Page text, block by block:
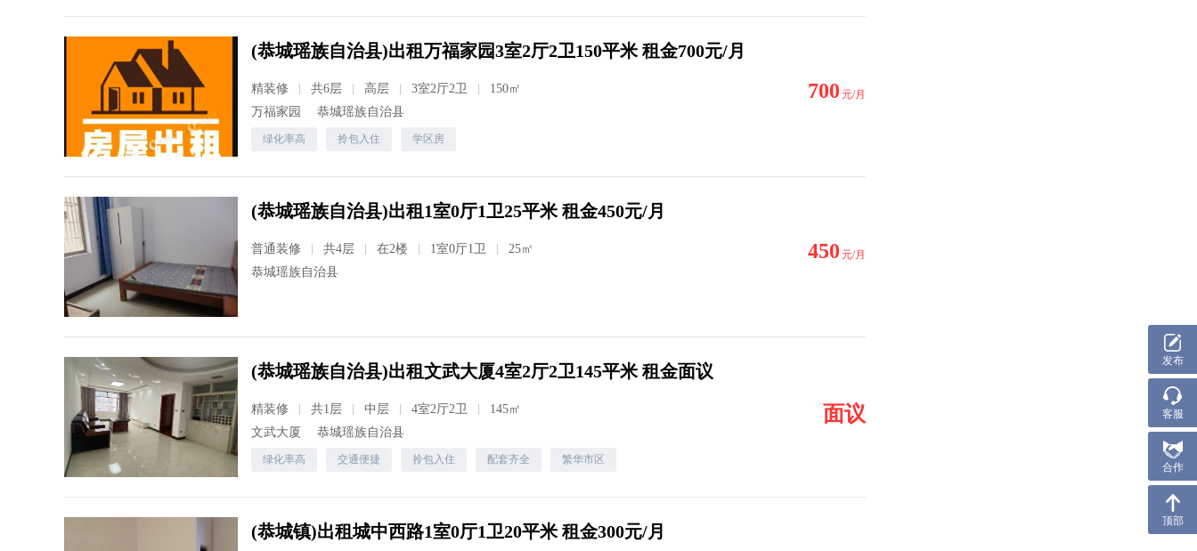
(恭城瑶族自治县)出租万福家园3室2厅2卫150平米 租金700元/月
精装修 共6层 高层 3室2厅2卫
150㎡
万福家园
恭城瑶族自治县
绿化率高 拎包入住 学区房
700 元/月
(恭城瑶族自治县)出租1室0厅1卫25平米 租金450元/月
普通装修 共4层 在2楼 1室0厅1卫
25㎡
恭城瑶族自治县
450 元/月
(恭城瑶族自治县)出租文武大厦4室2厅2卫145平米 租金面议
精装修 共1层 中层 4室2厅2卫
145㎡
文武大厦
恭城瑶族自治县
绿化率高 交通便捷 拎包入住 配套齐全 繁华市区
面议
(恭城镇)出租城中西路1室0厅1卫20平米 租金300元/月
发布
客服
合作
顶部